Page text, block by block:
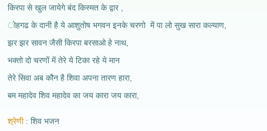
किरपा से खुल जायेगे बंद किस्मत के द्वार ,
ोहगढ के दानी है ये आशुतोष भगवन इनके चरणो में पा लो सुख सारा कल्याण,
झर झर सावन जैसी किरपा बरसाओ हे नाथ,
भक्तो दो चरणों में तेरे ये टिका रहे ये मान
तेरे सिवा अब कौन है शिवा अपना तारण हारा,
बम महादेव शिव महादेव का जय कारा जय कारा,
श्रेणी शिव भजन